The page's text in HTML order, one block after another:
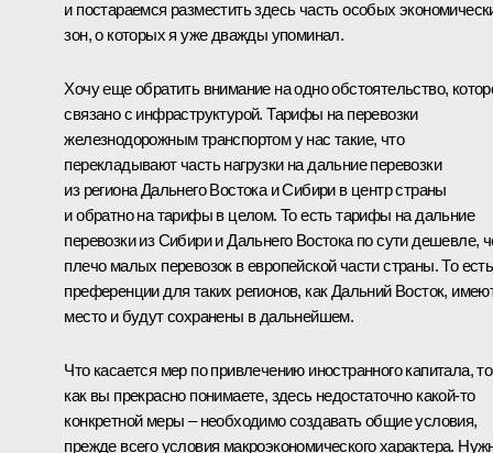
и постараемся разместить здесь часть особых
зон, о которых я уже дважды упоминал.
Хочу еще обратить внимание на одно обстоятельство,
связано с инфраструктурой. Тарифы на перевозки
железнодорожным транспортом у нас такие, что
перекладывают часть нагрузки на дальние перевозки
из региона Дальнего Востока и Сибири в центр страны
и обратно на тарифы в целом. То есть тарифы на дальние
перевозки из Сибири и Дальнего Востока по сути дешевле,
плечо малых перевозок в европейской части страны. То есть
преференции для таких регионов, как Дальний Восток,
место и будут сохранены в дальнейшем.
Что касается мер по привлечению иностранного капитала,
как вы прекрасно понимаете, здесь недостаточно какой‑то
конкретной меры – необходимо создавать общие условия,
прежде всего условия макроэкономического характера.